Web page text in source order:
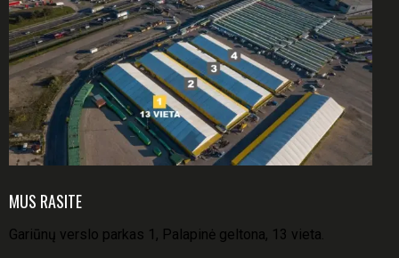
MUS RASITE
Gariūnų verslo parkas 1, Palapinė geltona, 13 vieta.